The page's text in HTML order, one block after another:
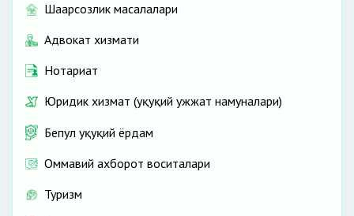
Шаҳарсозлик масалалари
Адвокат хизмати
Нотариат
Юридик хизмат (ҳуқуқий ҳужжат намуналари)
Бепул ҳуқуқий ёрдам
Оммавий ахборот воситалари
Туризм